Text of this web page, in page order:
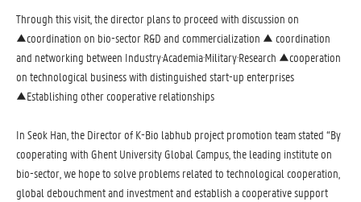
Through this visit, the director plans to proceed with discussion on
▲coordination on bio-sector R&D and commercialization ▲ coordination
and networking between Industry·Academia·Military·Research ▲cooperation
on technological business with distinguished start-up enterprises
▲Establishing other cooperative relationships
In Seok Han, the Director of K-Bio labhub project promotion team stated “By
cooperating with Ghent University Global Campus, the leading institute on
bio-sector, we hope to solve problems related to technological cooperation,
global debouchment and investment and establish a cooperative support